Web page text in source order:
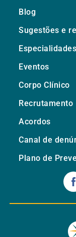
Blog
Sugestões e
Especialidades
Eventos
Corpo Clínico
Recrutamento
Acordos
Canal de
Plano de